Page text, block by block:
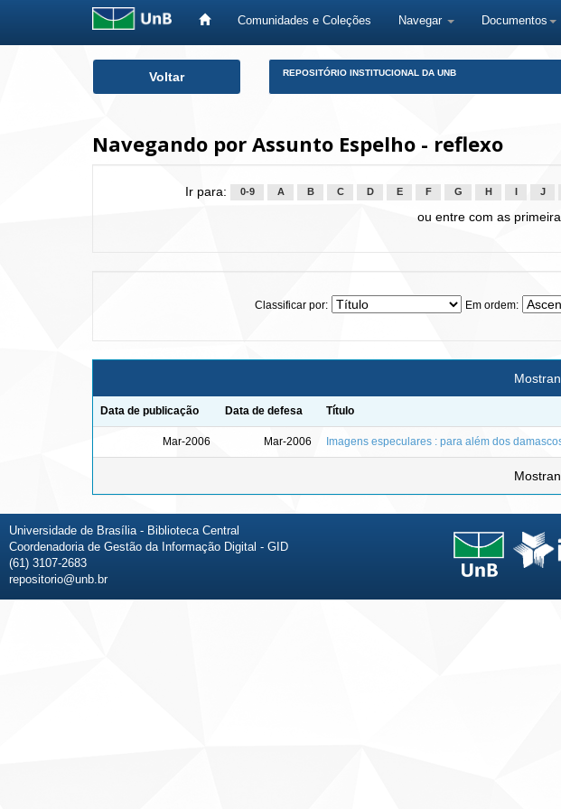
Comunidades e Coleções Navegar Documentos
Voltar REPOSITÓRIO INSTITUCIONAL DA UNB
Navegando por Assunto Espelho - reflexo
Ir para: 0-9 A B C D E F G H J
ou entre com as
Classificar por: Em ordem:
Data de publicação Data de defesa Título
Mar-2006 Mar-2006 Imagens especulares : para além dos
Universidade de Brasília - Biblioteca Central
Coordenadoria de Gestão da Informação Digital - GID
(61) 3107-2683
repositorio@unb.br